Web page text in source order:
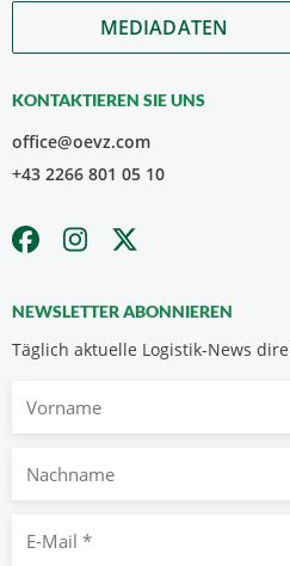
MEDIADATEN
KONTAKTIEREN SIE UNS
office@oevz.com
+43 2266 801 05 10
NEWSLETTER ABONNIEREN
Täglich aktuelle Logistik-News
Nachname
Mail